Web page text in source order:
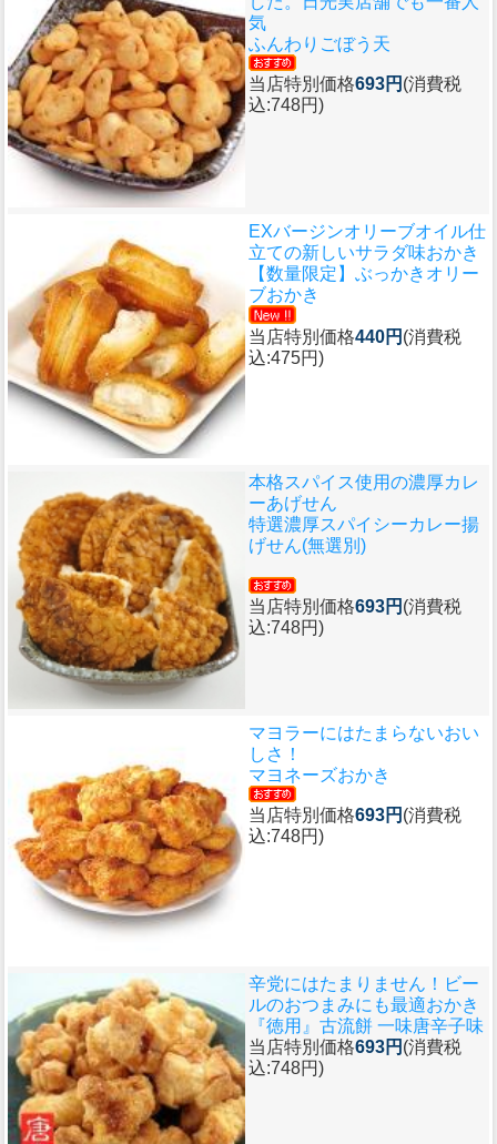
気
ふんわりごぼう天
当店特別価格693円 (消費税
込:748円)
EXバージンオリーブオイル仕
立ての新しいサラダ味おかき
【数量限定】ぶっかきオリー
ブおかき
当店特別価格440円 (消費税
込:475円)
本格スパイス使用の濃厚カレ
ーあげせん
特選濃厚スパイシーカレー揚
げせん(無選別)
当店特別価格693円 (消費税
込:748円)
マヨラーにはたまらないおい
しさ！
マヨネーズおかき
当店特別価格693円 (消費税
込:748円)
辛党にはたまりません！ビー
ルのおつまみにも最適おかき
『徳用』古流餅 一味唐辛子味
当店特別価格693円 (消費税
込:748円)